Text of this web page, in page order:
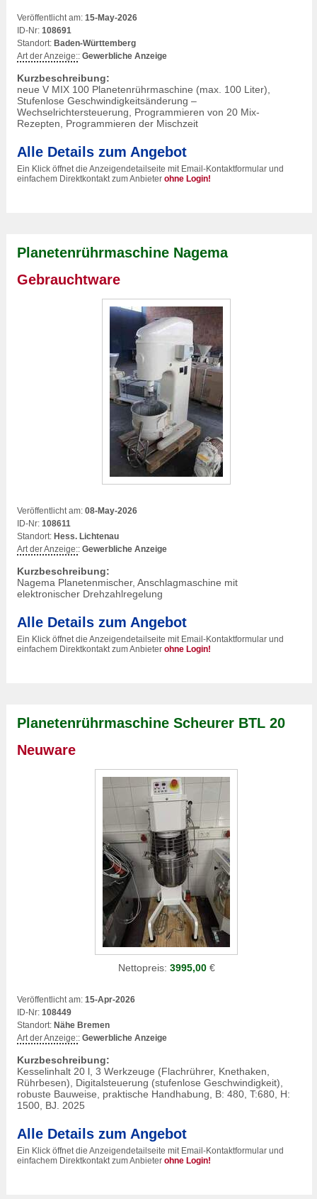
Veröffentlicht am: 15-May-2026
ID-Nr: 108691
Standort: Baden-Württemberg
Art der Anzeige:: Gewerbliche Anzeige
Kurzbeschreibung:
neue V MIX 100 Planetenrührmaschine (max. 100 Liter),
Stufenlose Geschwindigkeitsänderung –
Wechselrichtersteuerung, Programmieren von 20 Mix-
Rezepten, Programmieren der Mischzeit
Alle Details zum Angebot
Ein Klick öffnet die Anzeigendetailseite mit Email-Kontaktformular und
einfachem Direktkontakt zum Anbieter ohne Login!
Planetenrührmaschine Nagema
Gebrauchtware
Veröffentlicht am: 08-May-2026
ID-Nr: 108611
Standort: Hess. Lichtenau
Art der Anzeige:: Gewerbliche Anzeige
Kurzbeschreibung:
Nagema Planetenmischer, Anschlagmaschine mit
elektronischer Drehzahlregelung
Alle Details zum Angebot
Ein Klick öffnet die Anzeigendetailseite mit Email-Kontaktformular und
einfachem Direktkontakt zum Anbieter ohne Login!
Planetenrührmaschine Scheurer BTL 20
Neuware
Nettopreis: 3995,00€
Veröffentlicht am: 15-Apr-2026
ID-Nr: 108449
Standort: Nähe Bremen
Art der Anzeige:: Gewerbliche Anzeige
Kurzbeschreibung:
Kesselinhalt 20 l, 3 Werkzeuge (Flachrührer, Knethaken,
Rührbesen), Digitalsteuerung (stufenlose Geschwindigkeit),
robuste Bauweise, praktische Handhabung, B: 480, T:680, H:
1500, BJ. 2025
Alle Details zum Angebot
Ein Klick öffnet die Anzeigendetailseite mit Email-Kontaktformular und
einfachem Direktkontakt zum Anbieter ohne Login!